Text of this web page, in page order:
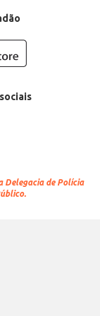
Delegacia de Polícia